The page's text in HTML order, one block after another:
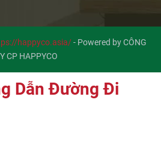
happyco.asia/- Powered by CÔNG
CP HAPPYCO
Dẫn Đường Đi